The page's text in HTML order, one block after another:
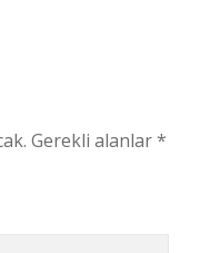
Gerekli alanlar*